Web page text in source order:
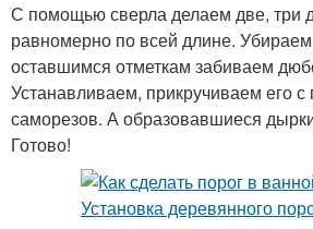
С помощью сверла делаем две, три
равномерно по всей длине.
оставшимся отметкам забиваем
Устанавливаем, прикручиваем его
саморезов. А образовавшиеся
Готово!